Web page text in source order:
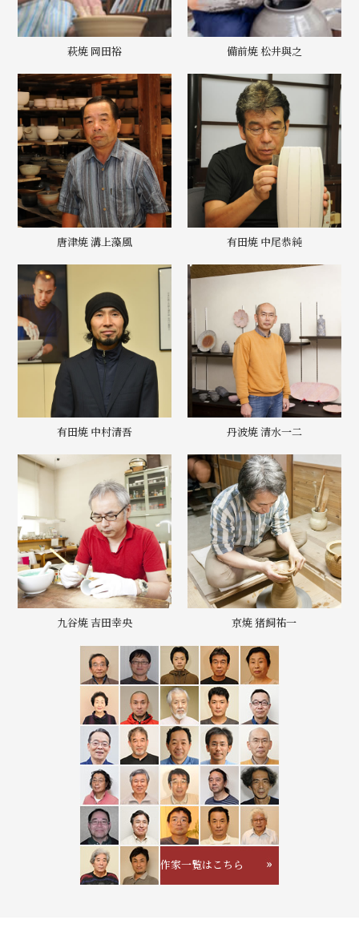
萩焼 岡田裕 備前焼 松井與之
唐津焼 溝上藻風 有田焼 中尾恭純
有田焼 中村清吾 丹波焼 清水一二
九谷焼 吉田幸央 京焼 猪飼祐一
作家一覧はこちら